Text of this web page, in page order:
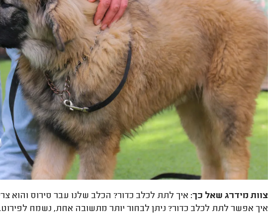
צוות מידרג שאל כך: איך לתת לכלב כדור? הכלב שלנו עבר סירוס והוא
איך אפשר לתת לכלב כדור? ניתן לבחור יותר מתשובה אחת, נשמח לפירוט.